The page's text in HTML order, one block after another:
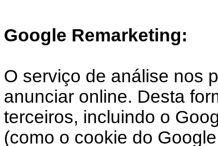
Google Remarketing:
O serviço de análise nos
anunciar online. Desta
terceiros, incluindo o
(como o cookie do